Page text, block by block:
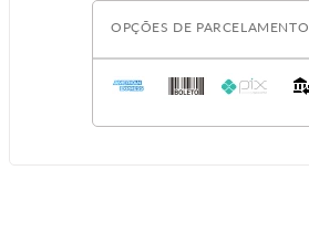
OPÇÕES DE PARCELAMENTO